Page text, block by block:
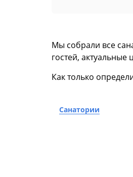
Мы собрали все
гостей,
Как только
Санатории